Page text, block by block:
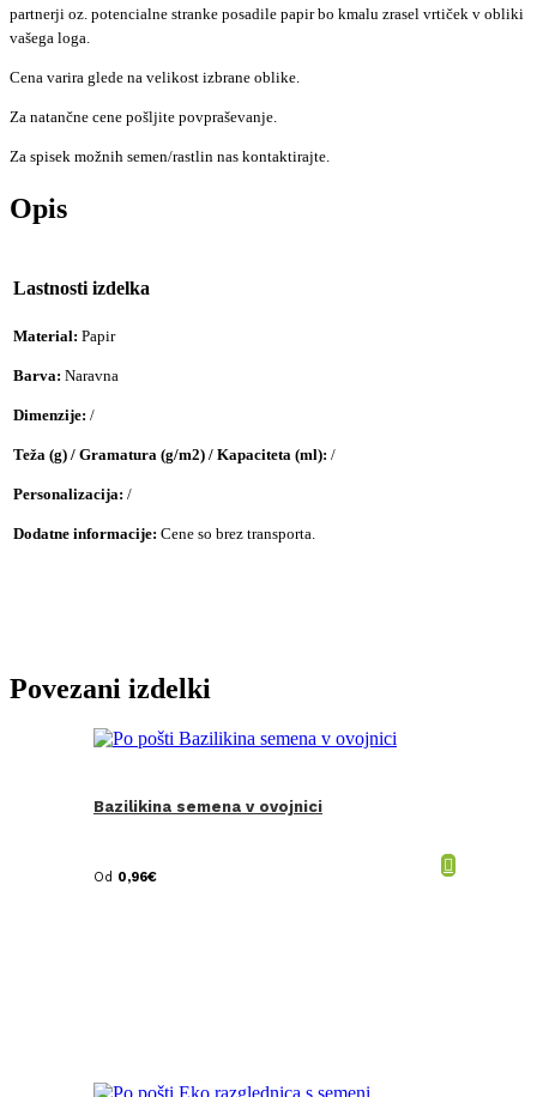
partnerji oz. potencialne stranke posadile papir bo kmalu zrasel vrtiček v obliki
vašega loga.
Cena varira glede na velikost izbrane oblike.
Za natančne cene pošljite povpraševanje.
Za spisek možnih semen/rastlin nas kontaktirajte.
Opis
Lastnosti izdelka
Material: Papir
Barva: Naravna
Dimenzije: /
Teža (g) / Gramatura (g/m2) / Kapaciteta (ml): /
Personalizacija: /
Dodatne informacije: Cene so brez transporta.
Povezani izdelki
Bazilikina semena v ovojnici
Od 0,96€